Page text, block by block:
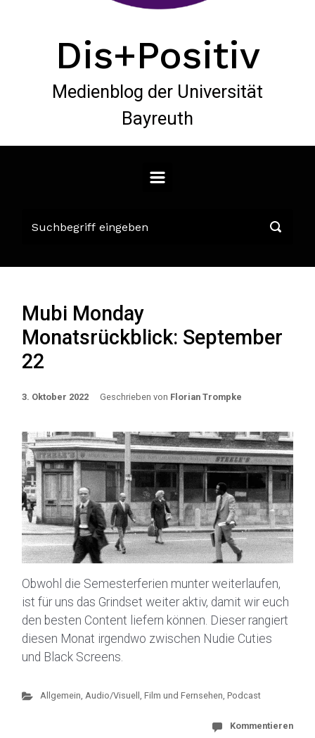
Dis+Positiv
Medienblog der Universität
Bayreuth
Mubi Monday
Monatsrückblick: September
22
3. Oktober 2022 Geschrieben von Florian Trompke
Obwohl die Semesterferien munter weiterlaufen,
ist für uns das Grindset weiter aktiv, damit wir euch
den besten Content liefern können. Dieser rangiert
diesen Monat irgendwo zwischen Nudie Cuties
und Black Screens.
Allgemein, Audio/Visuell , Film und Fernsehen, Podcast
Kommentieren